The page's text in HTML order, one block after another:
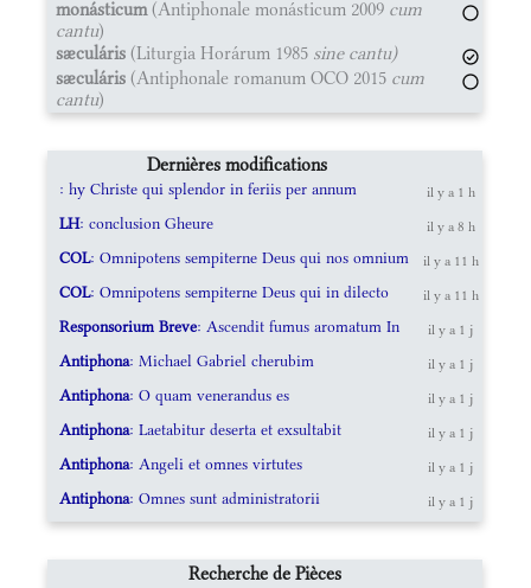
monásticum(Antiphonale monásticum 2009 cum
cantu)
sæculáris (Liturgia Horárum 1985 sine cantu)
sæculáris (Antiphonale romanum OCO 2015 cum
cantu)
Dernières modifications
: hy Christe qui splendor in feriis per annum il y a 1 h
LH: conclusion Gheure il y a 8 h
COL: Omnipotens sempiterne Deus qui nos omnium il y a 11 h
COL: Omnipotens sempiterne Deus qui in dilecto il y a 11 h
Responsorium Breve: Ascendit fumus aromatum In il y a 1 j
Antiphona: Michael Gabriel cherubim il y a 1 j
Antiphona: O quam venerandus es il y a 1 j
Antiphona: Laetabitur deserta et exsultabit il y a 1 j
Antiphona: Angeli et omnes virtutes il y a 1 j
Antiphona: Omnes sunt administratorii il y a 1 j
Recherche de Pièces